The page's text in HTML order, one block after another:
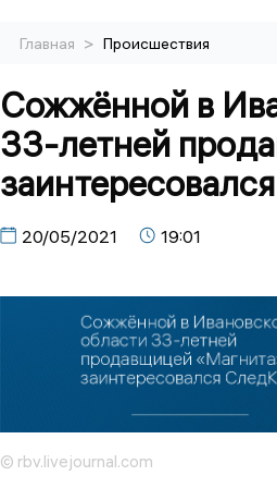
Главная > Происшествия
Сожжённой в
33-летней
20/05/2021 19:01
© rbv.livejournal.com